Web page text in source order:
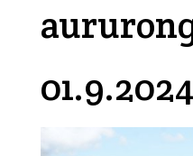
01.9.2024